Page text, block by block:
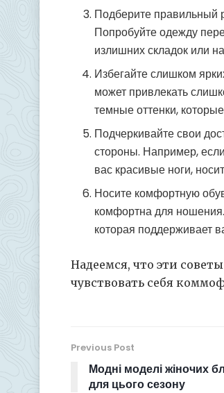
Подберите правильный
Попробуйте одежду
излишних складок или
Избегайте слишком
может привлекать
темные оттенки,
Подчеркивайте свои
стороны. Например,
вас красивые ноги,
Носите комфортную
комфортна для
которая поддерживает
Надеемся, что эти
чувствовать себя
Previous Post
Модні моделі жіночих
для цього сезону